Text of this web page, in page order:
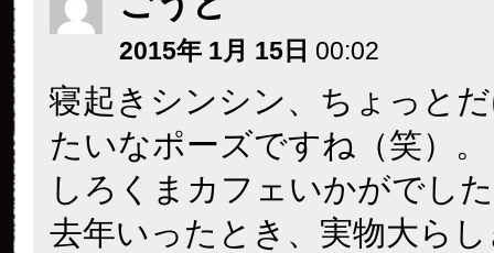
2015年 1月 15日 00:02
寝起きシンシン、ちょっと
たいなポーズですね（笑）。
しろくまカフェいかがでし
去年いったとき、実物大ら